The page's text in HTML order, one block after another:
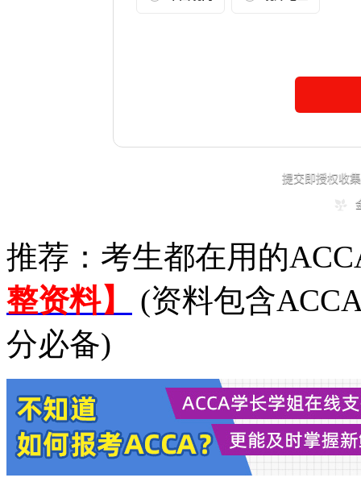
推荐：考生都在用的
整资料】
(资料包含
分必备)